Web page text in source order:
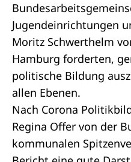
Jugendeinrichtungen
Moritz Schwerthelm
Hamburg forderten,
politische Bildung
allen Ebenen.
Nach Corona
Regina Offer von der
kommunalen